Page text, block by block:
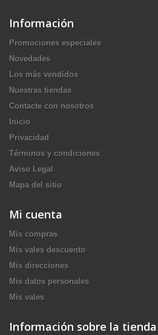
Información
Promociones especiales
Novedades
Los más vendidos
Nuestras tiendas
Contacte con nosotros
Inicio
Privacidad
Términos y condiciones
Aviso Legal
Mapa del sitio
Mi cuenta
Mis compras
Mis vales descuento
Mis direcciones
Mis datos personales
Mis vales
Información sobre la tienda